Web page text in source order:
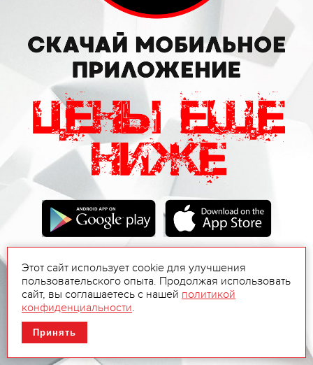
Этот сайт использует cookie для улучшения
пользовательского опыта. Продолжая использовать
сайт, вы соглашаетесь с нашей политикой
конфиденциальности.
Принять